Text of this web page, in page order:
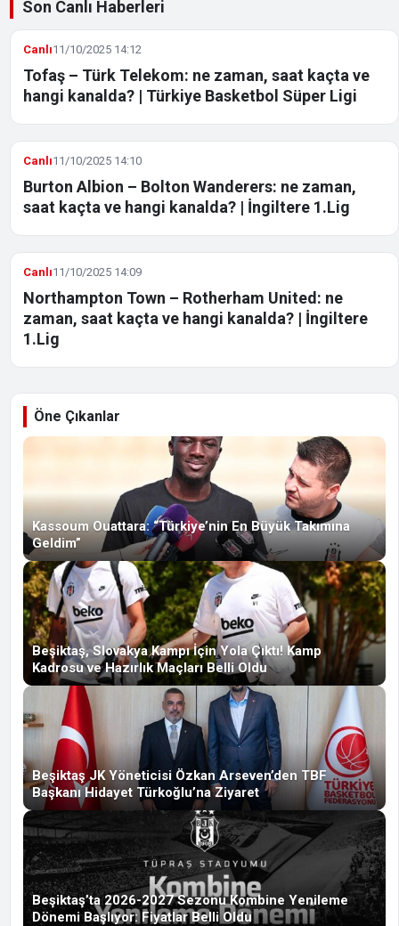
Son Canlı Haberleri
Canlı11/10/2025 14:12
Tofaş – Türk Telekom: ne zaman, saat kaçta ve
hangi kanalda? | Türkiye Basketbol Süper Ligi
Canlı11/10/2025 14:10
Burton Albion – Bolton Wanderers: ne zaman,
saat kaçta ve hangi kanalda? | İngiltere 1.Lig
Canlı11/10/2025 14:09
Northampton Town – Rotherham United: ne
zaman, saat kaçta ve hangi kanalda? | İngiltere
1.Lig
Öne Çıkanlar
Kassoum Ouattara: “Türkiye’nin En Büyük Takımına
Geldim”
Beşiktaş, Slovakya Kampı İçin Yola Çıktı! Kamp
Kadrosu ve Hazırlık Maçları Belli Oldu
Beşiktaş JK Yöneticisi Özkan Arseven’den TBF
Başkanı Hidayet Türkoğlu’na Ziyaret
Beşiktaş’ta 2026-2027 Sezonu Kombine Yenileme
Dönemi Başlıyor: Fiyatlar Belli Oldu